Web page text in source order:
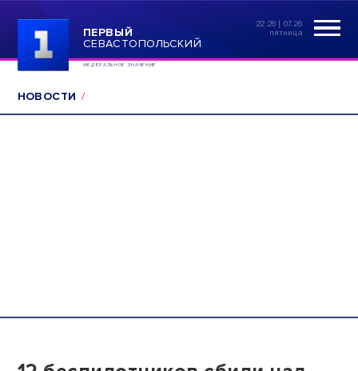
ПЕРВЫЙ
СЕВАСТОПОЛЬСКИЙ
ФЕДЕРАЛЬНОЕ ЗНАЧЕНИЕ
22:26 | 07.26
пятница
НОВОСТИ